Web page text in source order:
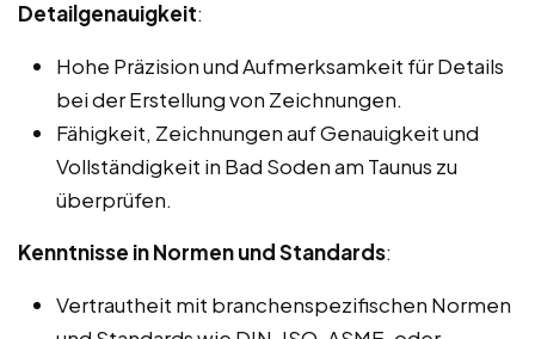
Detailgenauigkeit:
Hohe Präzision und Aufmerksamkeit für Details
bei der Erstellung von Zeichnungen.
Fähigkeit, Zeichnungen auf Genauigkeit und
Vollständigkeit in Bad Soden am Taunus zu
überprüfen.
Kenntnisse in Normen und Standards:
Vertrautheit mit branchenspezifischen Normen